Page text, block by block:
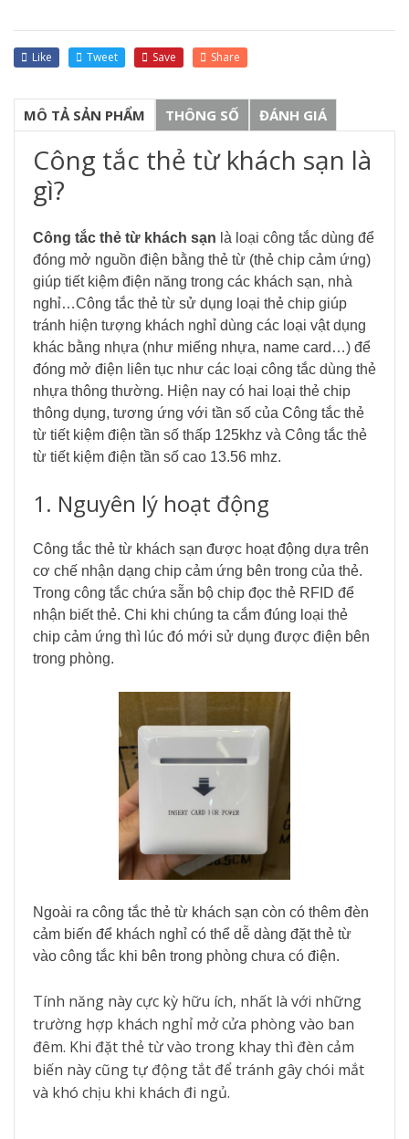
Like Tweet Save Share
MÔ TẢ SẢN PHẨM THÔNG SỐ ĐÁNH GIÁ
Công tắc thẻ từ khách sạn là
gì?
Công tắc thẻ từ khách sạn là loại công tắc dùng để
đóng mở nguồn điện bằng thẻ từ (thẻ chip cảm ứng)
giúp tiết kiệm điện năng trong các khách sạn, nhà
nghỉ…Công tắc thẻ từ sử dụng loại thẻ chip giúp
tránh hiện tượng khách nghỉ dùng các loại vật dụng
khác bằng nhựa (như miếng nhựa, name card…) để
đóng mở điện liên tục như các loại công tắc dùng thẻ
nhựa thông thường. Hiện nay có hai loại thẻ chip
thông dụng, tương ứng với tần số của Công tắc thẻ
từ tiết kiệm điện tần số thấp 125khz và Công tắc thẻ
từ tiết kiệm điện tần số cao 13.56 mhz.
1. Nguyên lý hoạt động
Công tắc thẻ từ khách sạn được hoạt động dựa trên
cơ chế nhận dạng chip cảm ứng bên trong của thẻ.
Trong công tắc chứa sẵn bộ chip đọc thẻ RFID để
nhận biết thẻ. Chi khi chúng ta cắm đúng loại thẻ
chip cảm ứng thì lúc đó mới sử dụng được điện bên
trong phòng.
Ngoài ra công tắc thẻ từ khách sạn còn có thêm đèn
cảm biến để khách nghỉ có thể dễ dàng đặt thẻ từ
vào công tắc khi bên trong phòng chưa có điện.
Tính năng này cực kỳ hữu ích, nhất là với những
trường hợp khách nghỉ mở cửa phòng vào ban
đêm. Khi đặt thẻ từ vào trong khay thì đèn cảm
biến này cũng tự động tắt để tránh gây chói mắt
và khó chịu khi khách đi ngủ.